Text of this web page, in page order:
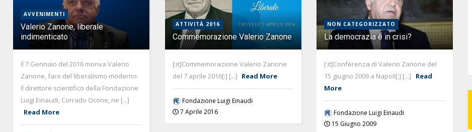
AVVENIMENTI
Valerio Zanone, liberale
indimenticato
Il 7 Gennaio del 2016 moriva Valerio
Zanone, faro del liberalismo moderno.
Il direttore scientifico della Fondazione
Luigi Einaudi, Corrado Ocone, ne [...]
Read More
ATTIVITÀ 2016
Commemorazione Valerio Zanone
[:it]Commemorazione Valerio Zanone
del 7 aprile 2016[:] [...] Read More
Fondazione Luigi Einaudi
7 Aprile 2016
NON CATEGORIZZATO
La democrazia è in crisi?
[:it]Conferenza di Valerio Zanone del
15 giugno 2009 a Napoli[:] [...]
Read
More
Fondazione Luigi Einaudi
15 Giugno 2009